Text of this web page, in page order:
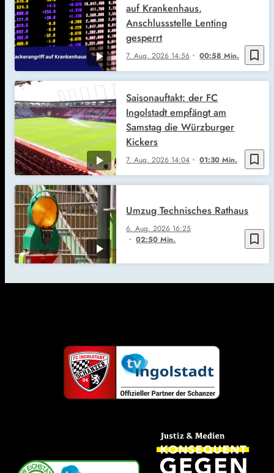
bookmark_border
7. Aug. 2026 14:56 00:58 Min.
auf Krankenhaus,
Anschlussstelle Lenting
gesperrt
bookmark_border
7. Aug. 2026 14:04 01:30 Min.
Saisonauftakt: der FC
Ingolstadt empfängt am
Samstag die Würzburger
Kickers
bookmark_border
6. Aug. 2026 16:25
02:50 Min.
Umzug Technisches Rathaus